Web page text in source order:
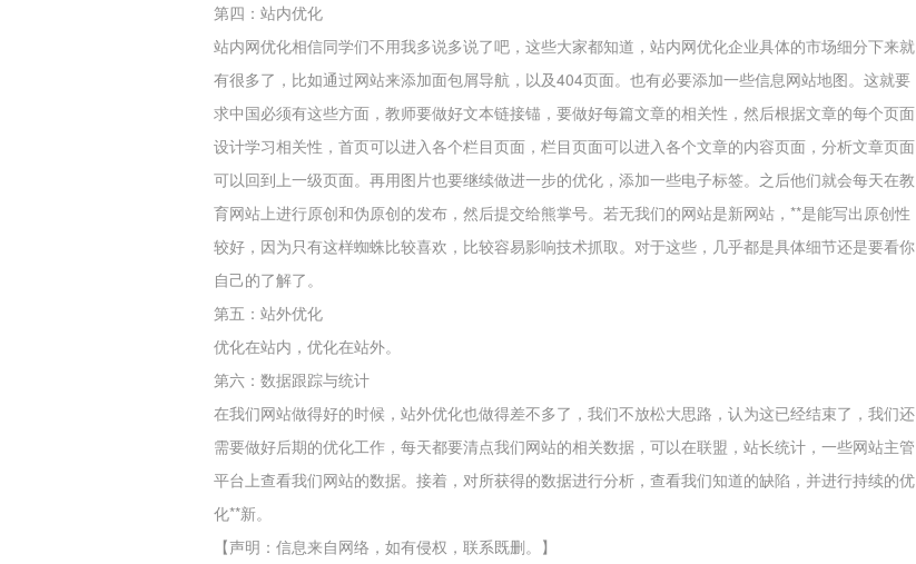
第四：站内优化
站内网优化相信同学们不用我多说多说了吧，这些大家都知道，站内网优化企业具体的市场细分下来就
有很多了，比如通过网站来添加面包屑导航，以及404页面。也有必要添加一些信息网站地图。这就要
求中国必须有这些方面，教师要做好文本链接锚，要做好每篇文章的相关性，然后根据文章的每个页面
设计学习相关性，首页可以进入各个栏目页面，栏目页面可以进入各个文章的内容页面，分析文章页面
可以回到上一级页面。再用图片也要继续做进一步的优化，添加一些电子标签。之后他们就会每天在教
育网站上进行原创和伪原创的发布，然后提交给熊掌号。若无我们的网站是新网站，**是能写出原创性
较好，因为只有这样蜘蛛比较喜欢，比较容易影响技术抓取。对于这些，几乎都是具体细节还是要看你
自己的了解了。
第五：站外优化
优化在站内，优化在站外。
第六：数据跟踪与统计
在我们网站做得好的时候，站外优化也做得差不多了，我们不放松大思路，认为这已经结束了，我们还
需要做好后期的优化工作，每天都要清点我们网站的相关数据，可以在联盟，站长统计，一些网站主管
平台上查看我们网站的数据。接着，对所获得的数据进行分析，查看我们知道的缺陷，并进行持续的优
化**新。
【声明：信息来自网络，如有侵权，联系既删。】